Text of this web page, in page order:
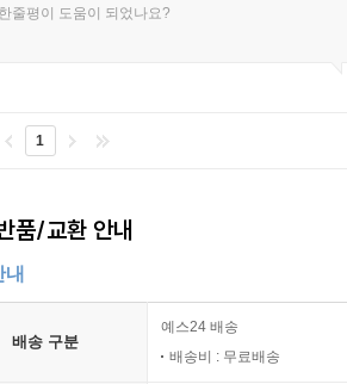
줄평이 도움이 되었나요?
1
품/교환 안내
내
배송 구분
예스24 배송
배송비 : 무료배송